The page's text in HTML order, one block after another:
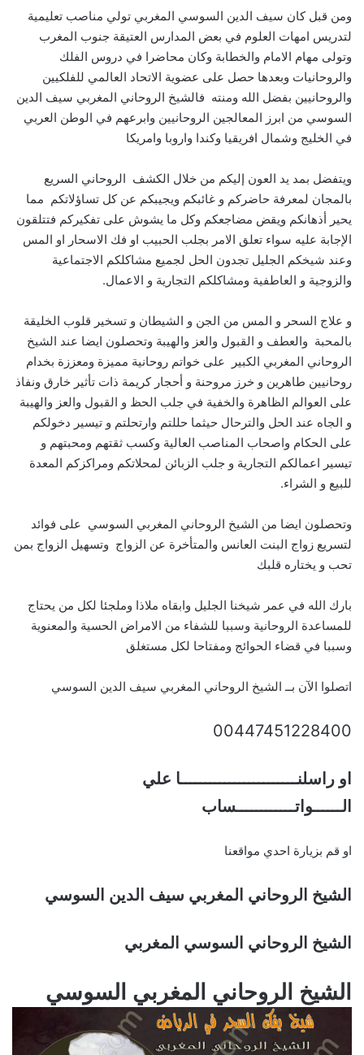
ومن قبل كان سيف الدين السوسي المغربي تولي مناصب تعليمية
لتدريس امهات العلوم في بعض المدارس العتيقة جنوب المغرب
وتولى مهام الامام والخطابة وكان محاضرا في دروس الفلك
والروحانيات وبعدها حصل على عضوية الاتحاد العالمي للفلكيين
والروحانيين بفضل الله ومنته فالشيخ الروحاني المغربي سيف الدين
السوسي من ابرز المعالجين الروحانيين وابرعهم في الوطن العربي
في الخليج وشمال افريقيا وكندا واروبا وامريكا
ويتفضل بمد يد العون إليكم من خلال الكشف الروحاني السريع
بالمجان لمعرفة حاضركم و غائبكم ويجيبكم عن كل تساؤلاتكم مما
يحير أذهانكم ويقض مضاجعكم وكل ما يشوش على تفكيركم فتتلقون
الإجابة عليه سواء تعلق الامر بجلب الحبيب او فك الاسحار او المس
وعند شيخكم الجليل تجدون الحل لجميع مشاكلكم الاجتماعية
والزوجية و العاطفية ومشاكلكم التجارية و الاعمال.
و علاج السحر و المس من الجن و الشيطان و تسخير قلوب الخليقة
بالمحبة والعطف و القبول والعز والهيبة وتحصلون ايضا عند الشيخ
الروحاني المغربي الكبير على خواتم روحانية مميزة ومعززة بخدام
روحانيين طاهرين و خرز مروحنة و أحجار كريمة ذات تأثير خارق ونفاذ
على العوالم الظاهرة والخفية في جلب الحظ و القبول والعز والهيبة
و الجاه عند الحل والترحال حيثما حللتم وارتحلتم و تيسير دخولكم
على الحكام واصحاب المناصب العالية وكسب ثقتهم ومحبتهم و
تيسير اعمالكم التجارية و جلب الزبائن لمحلاتكم ومراكزكم المعدة
للبيع و الشراء.
وتحصلون ايضا من الشيخ الروحاني المغربي السوسي على فوائد
لتسريع زواج البنت العانس والمتأخرة عن الزواج وتسهيل الزواج بمن
تحب و يختاره قلبك
بارك الله في عمر شيخنا الجليل وابقاه ملاذا وملجئا لكل من يحتاج
للمساعدة الروحانية وسببا للشفاء من الامراض الحسية والمعنوية
وسببا في قضاء الحوائج ومفتاحا لكل مستغلق
اتصلوا الآن بــ الشيخ الروحاني المغربي سيف الدين السوسي
00447451228400
او راسلنــــــــــــــــــــــــا علي
الــــــواتــــــــــــساب
او قم بزيارة احدي مواقعنا
الشيخ الروحاني المغربي سيف الدين السوسي
الشيخ الروحاني السوسي المغربي
الشيخ الروحاني المغربي السوسي